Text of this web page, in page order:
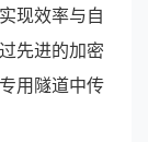
现效率与自
先进的加密
用隧道中传